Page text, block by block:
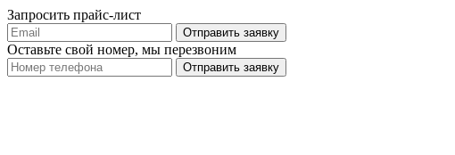
Запросить прайс-лист
Оставьте свой номер, мы перезвоним